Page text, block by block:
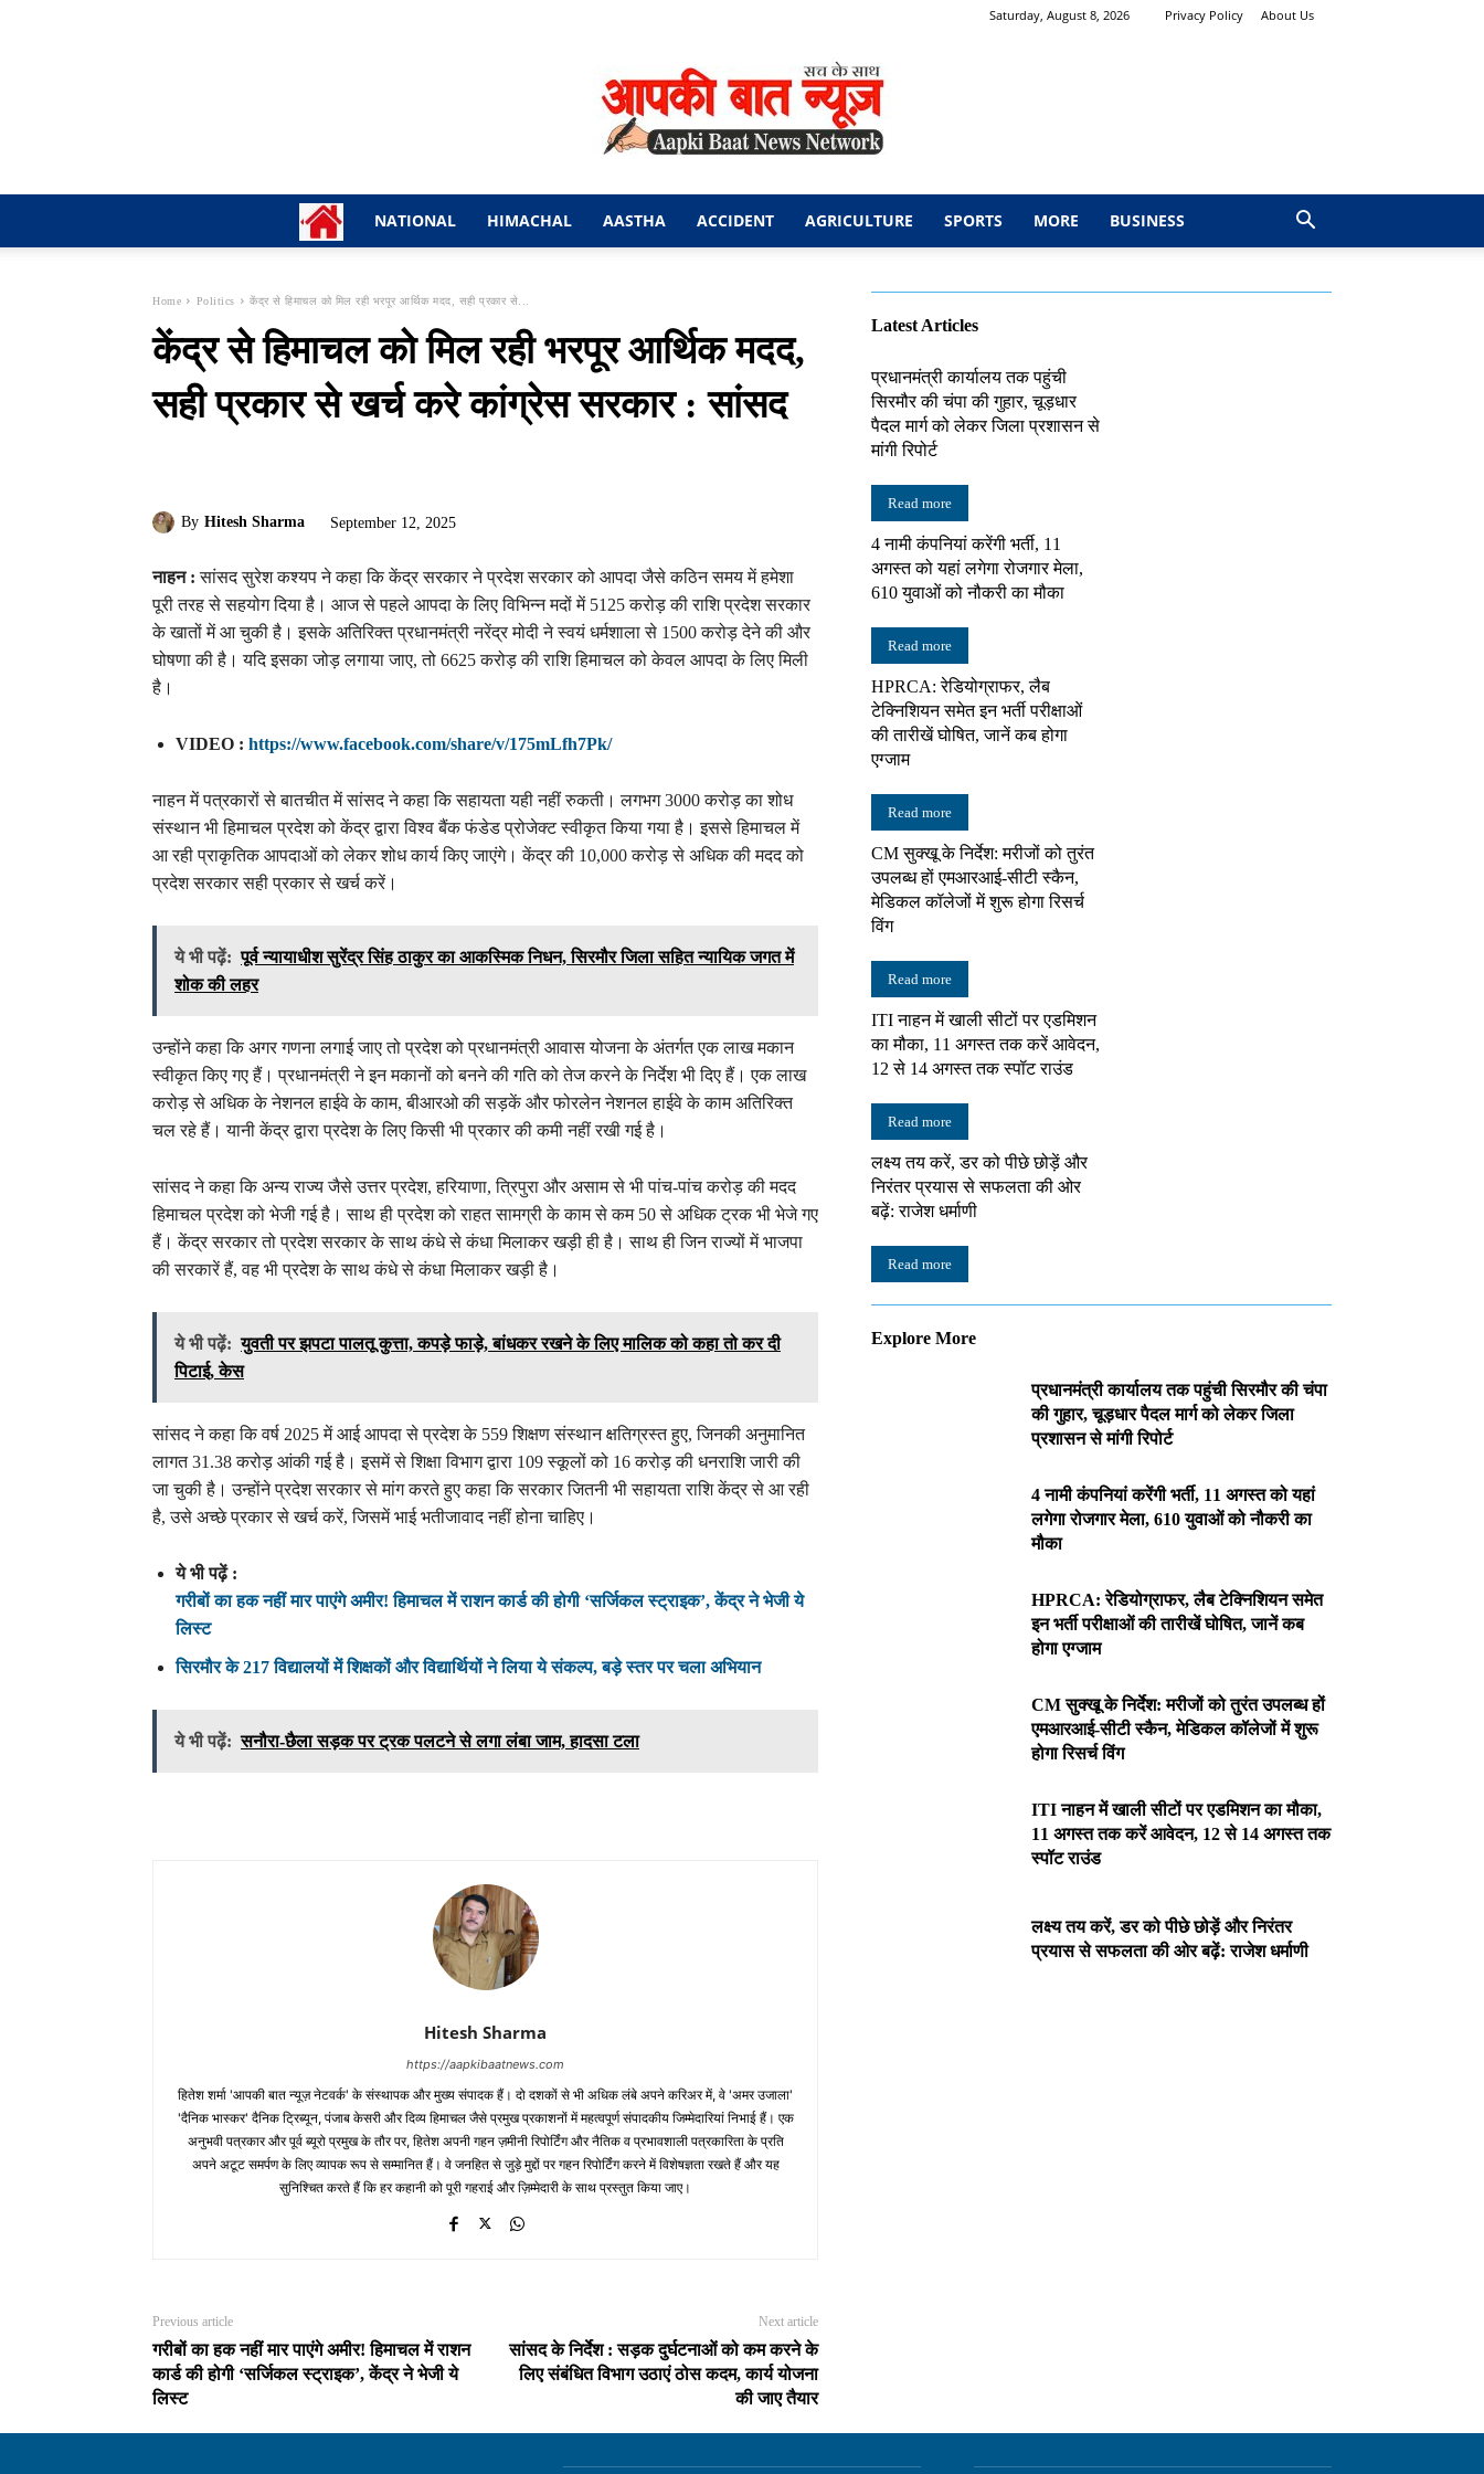
Saturday, August 8, 2026 Privacy Policy About Us
बात
NATIONAL HIMACHAL AASTHA ACCIDENT AGRICULTURE SPORTS MORE BUSINESS
Home Politics केंद्र से हिमाचल को मिल रही भरपूर आर्थिक मदद, सही प्रकार से...
केंद्र से हिमाचल को मिल रही भरपूर आर्थिक मदद,
सही प्रकार से खर्च करे कांग्रेस सरकार : सांसद
By Hitesh Sharma September 12, 2025
नाहन : सांसद सुरेश कश्यप ने कहा कि केंद्र सरकार ने प्रदेश सरकार को आपदा जैसे कठिन समय में हमेशा
पूरी तरह से सहयोग दिया है। आज से पहले आपदा के लिए विभिन्न मदों में 5125 करोड़ की राशि प्रदेश सरकार
के खातों में आ चुकी है। इसके अतिरिक्त प्रधानमंत्री नरेंद्र मोदी ने स्वयं धर्मशाला से 1500 करोड़ देने की और
घोषणा की है। यदि इसका जोड़ लगाया जाए, तो 6625 करोड़ की राशि हिमाचल को केवल आपदा के लिए मिली
है।
VIDEO : https://www.facebook.com/share/v/175mLfh7Pk/
नाहन में पत्रकारों से बातचीत में सांसद ने कहा कि सहायता यही नहीं रुकती। लगभग 3000 करोड़ का शोध
संस्थान भी हिमाचल प्रदेश को केंद्र द्वारा विश्व बैंक फंडेड प्रोजेक्ट स्वीकृत किया गया है। इससे हिमाचल में
आ रही प्राकृतिक आपदाओं को लेकर शोध कार्य किए जाएंगे। केंद्र की 10,000 करोड़ से अधिक की मदद को
प्रदेश सरकार सही प्रकार से खर्च करें।
ये भी पढ़ें: पूर्व न्यायाधीश सुरेंद्र सिंह ठाकुर का आकस्मिक निधन, सिरमौर जिला सहित न्यायिक जगत में
शोक की लहर
उन्होंने कहा कि अगर गणना लगाई जाए तो प्रदेश को प्रधानमंत्री आवास योजना के अंतर्गत एक लाख मकान
स्वीकृत किए गए हैं। प्रधानमंत्री ने इन मकानों को बनने की गति को तेज करने के निर्देश भी दिए हैं। एक लाख
करोड़ से अधिक के नेशनल हाईवे के काम, बीआरओ की सड़कें और फोरलेन नेशनल हाईवे के काम अतिरिक्त
चल रहे हैं। यानी केंद्र द्वारा प्रदेश के लिए किसी भी प्रकार की कमी नहीं रखी गई है।
सांसद ने कहा कि अन्य राज्य जैसे उत्तर प्रदेश, हरियाणा, त्रिपुरा और असाम से भी पांच-पांच करोड़ की मदद
हिमाचल प्रदेश को भेजी गई है। साथ ही प्रदेश को राहत सामग्री के काम से कम 50 से अधिक ट्रक भी भेजे गए
हैं। केंद्र सरकार तो प्रदेश सरकार के साथ कंधे से कंधा मिलाकर खड़ी ही है। साथ ही जिन राज्यों में भाजपा
की सरकारें हैं, वह भी प्रदेश के साथ कंधे से कंधा मिलाकर खड़ी है।
ये भी पढ़ें: युवती पर झपटा पालतू कुत्ता, कपड़े फाड़े, बांधकर रखने के लिए मालिक को कहा तो कर दी
पिटाई, केस
सांसद ने कहा कि वर्ष 2025 में आई आपदा से प्रदेश के 559 शिक्षण संस्थान क्षतिग्रस्त हुए, जिनकी अनुमानित
लागत 31.38 करोड़ आंकी गई है। इसमें से शिक्षा विभाग द्वारा 109 स्कूलों को 16 करोड़ की धनराशि जारी की
जा चुकी है। उन्होंने प्रदेश सरकार से मांग करते हुए कहा कि सरकार जितनी भी सहायता राशि केंद्र से आ रही
है, उसे अच्छे प्रकार से खर्च करें, जिसमें भाई भतीजावाद नहीं होना चाहिए।
ये भी पढ़ें :
गरीबों का हक नहीं मार पाएंगे अमीर! हिमाचल में राशन कार्ड की होगी ‘सर्जिकल स्ट्राइक’, केंद्र ने भेजी ये
लिस्ट
सिरमौर के 217 विद्यालयों में शिक्षकों और विद्यार्थियों ने लिया ये संकल्प, बड़े स्तर पर चला अभियान
ये भी पढ़ें: सनौरा-छैला सड़क पर ट्रक पलटने से लगा लंबा जाम, हादसा टला
Hitesh Sharma
https://aapkibaatnews.com
हितेश शर्मा 'आपकी बात न्यूज़ नेटवर्क' के संस्थापक और मुख्य संपादक हैं। दो दशकों से भी अधिक लंबे अपने करिअर में, वे 'अमर उजाला'
'दैनिक भास्कर' दैनिक ट्रिब्यून, पंजाब केसरी और दिव्य हिमाचल जैसे प्रमुख प्रकाशनों में महत्वपूर्ण संपादकीय जिम्मेदारियां निभाई हैं। एक
अनुभवी पत्रकार और पूर्व ब्यूरो प्रमुख के तौर पर, हितेश अपनी गहन ज़मीनी रिपोर्टिंग और नैतिक व प्रभावशाली पत्रकारिता के प्रति
अपने अटूट समर्पण के लिए व्यापक रूप से सम्मानित हैं। वे जनहित से जुड़े मुद्दों पर गहन रिपोर्टिंग करने में विशेषज्ञता रखते हैं और यह
सुनिश्चित करते हैं कि हर कहानी को पूरी गहराई और ज़िम्मेदारी के साथ प्रस्तुत किया जाए।
Previous article
गरीबों का हक नहीं मार पाएंगे अमीर! हिमाचल में राशन
कार्ड की होगी ‘सर्जिकल स्ट्राइक’, केंद्र ने भेजी ये
लिस्ट
Next article
सांसद के निर्देश : सड़क दुर्घटनाओं को कम करने के
लिए संबंधित विभाग उठाएं ठोस कदम, कार्य योजना
की जाए तैयार
Latest Articles
प्रधानमंत्री कार्यालय तक पहुंची
सिरमौर की चंपा की गुहार, चूड़धार
पैदल मार्ग को लेकर जिला प्रशासन से
मांगी रिपोर्ट
Read more
4 नामी कंपनियां करेंगी भर्ती, 11
अगस्त को यहां लगेगा रोजगार मेला,
610 युवाओं को नौकरी का मौका
Read more
HPRCA: रेडियोग्राफर, लैब
टेक्निशियन समेत इन भर्ती परीक्षाओं
की तारीखें घोषित, जानें कब होगा
एग्जाम
Read more
CM सुक्खू के निर्देश: मरीजों को तुरंत
उपलब्ध हों एमआरआई-सीटी स्कैन,
मेडिकल कॉलेजों में शुरू होगा रिसर्च
विंग
Read more
ITI नाहन में खाली सीटों पर एडमिशन
का मौका, 11 अगस्त तक करें आवेदन,
12 से 14 अगस्त तक स्पॉट राउंड
Read more
लक्ष्य तय करें, डर को पीछे छोड़ें और
निरंतर प्रयास से सफलता की ओर
बढ़ें: राजेश धर्माणी
Read more
Explore More
प्रधानमंत्री कार्यालय तक पहुंची सिरमौर की चंपा
की गुहार, चूड़धार पैदल मार्ग को लेकर जिला
प्रशासन से मांगी रिपोर्ट
4 नामी कंपनियां करेंगी भर्ती, 11 अगस्त को यहां
लगेगा रोजगार मेला, 610 युवाओं को नौकरी का
मौका
HPRCA: रेडियोग्राफर, लैब टेक्निशियन समेत
इन भर्ती परीक्षाओं की तारीखें घोषित, जानें कब
होगा एग्जाम
CM सुक्खू के निर्देश: मरीजों को तुरंत उपलब्ध हों
एमआरआई-सीटी स्कैन, मेडिकल कॉलेजों में शुरू
होगा रिसर्च विंग
ITI नाहन में खाली सीटों पर एडमिशन का मौका,
11 अगस्त तक करें आवेदन, 12 से 14 अगस्त तक
स्पॉट राउंड
लक्ष्य तय करें, डर को पीछे छोड़ें और निरंतर
प्रयास से सफलता की ओर बढ़ें: राजेश धर्माणी